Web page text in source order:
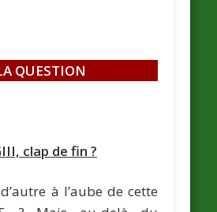
QUESTION
clap de fin ?
à l’aube de cette